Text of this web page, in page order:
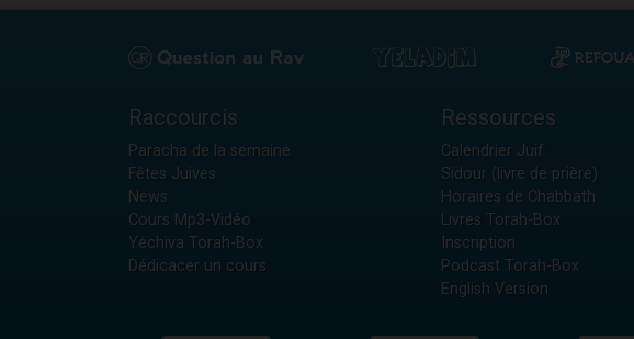
Raccourcis
Paracha de la semaine
Fêtes Juives
News
Cours Mp3-Vidéo
Yéchiva Torah-Box
Dédicacer un cours
Ressources
Calendrier Juif
Sidour (livre de prière)
Horaires de Chabbath
Livres Torah-Box
Inscription
Podcast Torah-Box
English Version